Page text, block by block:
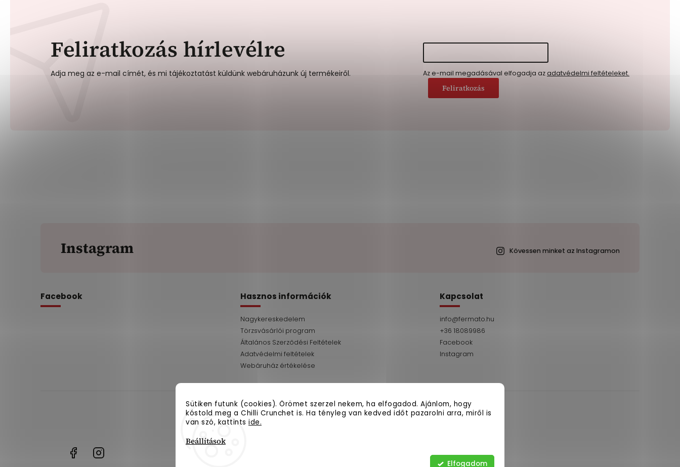
Sütiken futunk (cookies). Örömet szerzel nekem, ha elfogadod. Ajánlom, hogy
kóstold meg a Chilli Crunchet is. Ha tényleg van kedved időt pazarolni arra, miről is
van szó, kattints ide.
Beállítások
Elfogadom
Feliratkozás hírlevélre
Adja meg az e-mail címét, és mi tájékoztatást küldünk webáruházunk új termékeiről. Az e-mail megadásával elfogadja azadatvédelmi feltételeket.
Feliratkozás
Instagram Kövessen minket az Instagramon
Facebook Hasznos információk
Nagykereskedelem
Törzsvásárlói program
Általános Szerződési Feltételek
Adatvédelmi feltételek
Webáruház értékelése
Kapcsolat
info@fermato.hu
+36 18089986
Facebook
Instagram
Shoptak.cz
18089986
Facebook